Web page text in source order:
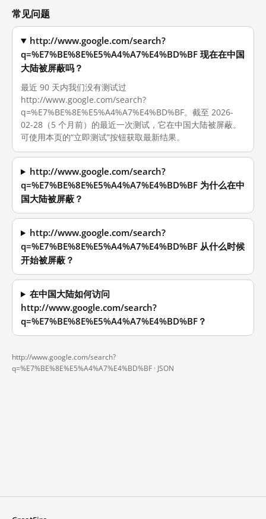
常见问题
http://www.google.com/search?
q=%E7%BE%8E%E5%A4%A7%E4%BD%BF 现在在中国
大陆被屏蔽吗？
最近 90 天内我们没有测试过
http://www.google.com/search?
q=%E7%BE%8E%E5%A4%A7%E4%BD%BF。截至 2026-
02-28（5 个月前）的最近一次测试，它在中国大陆被屏蔽。
可使用本页的“立即测试”按钮获取最新结果。
http://www.google.com/search?
q=%E7%BE%8E%E5%A4%A7%E4%BD%BF 为什么在中
国大陆被屏蔽？
http://www.google.com/search?
q=%E7%BE%8E%E5%A4%A7%E4%BD%BF 从什么时候
开始被屏蔽？
在中国大陆如何访问
http://www.google.com/search?
q=%E7%BE%8E%E5%A4%A7%E4%BD%BF？
http://www.google.com/search?
q=%E7%BE%8E%E5%A4%A7%E4%BD%BF · JSON